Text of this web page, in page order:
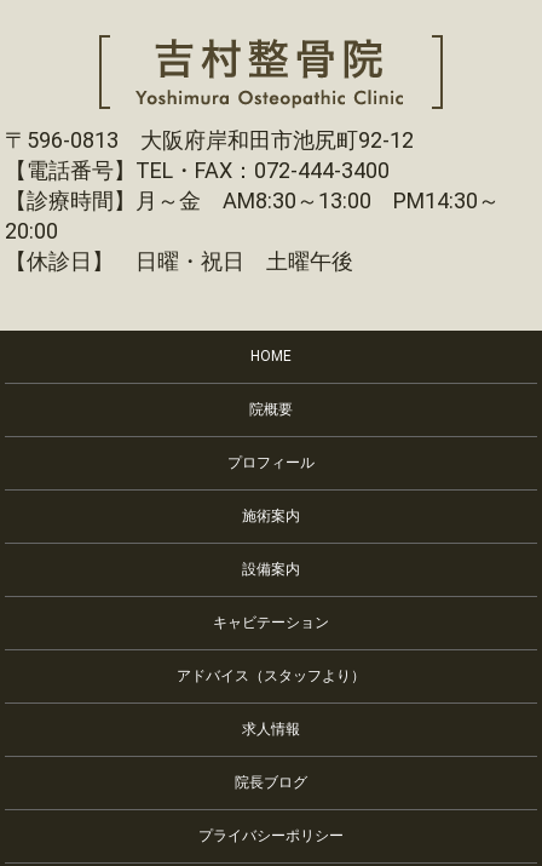
〒596-0813 大阪府岸和田市池尻町92-12
【電話番号】TEL・FAX：072-444-3400
【診療時間】月～金 AM8:30～13:00 PM14:30～
20:00
【休診日】 日曜・祝日 土曜午後
HOME
院概要
プロフィール
施術案内
設備案内
キャビテーション
アドバイス（スタッフより）
求人情報
院長ブログ
プライバシーポリシー